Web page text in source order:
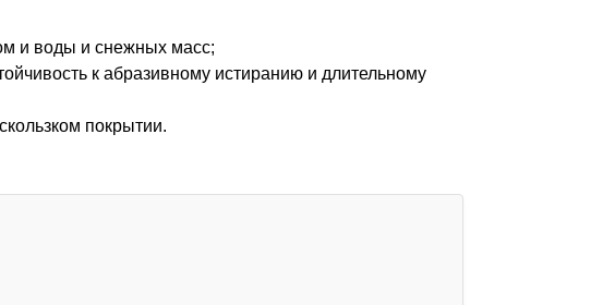
и воды и снежных масс;
к абразивному истиранию и длительному
покрытии.